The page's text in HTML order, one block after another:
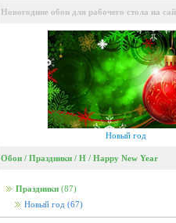
Новогодние обои для рабочего стола на
Новый год
Обои / Праздники / H / Happy New Year
Праздники (87)
Новый год (67)